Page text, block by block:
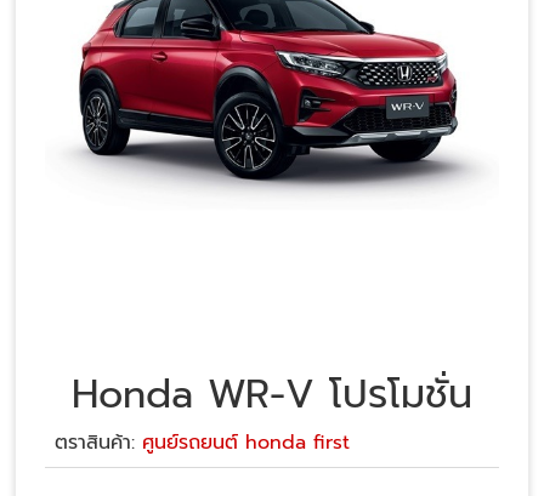
Honda WR-V โปรโมชั่น
ตราสินค้า: ศูนย์รถยนต์ honda first